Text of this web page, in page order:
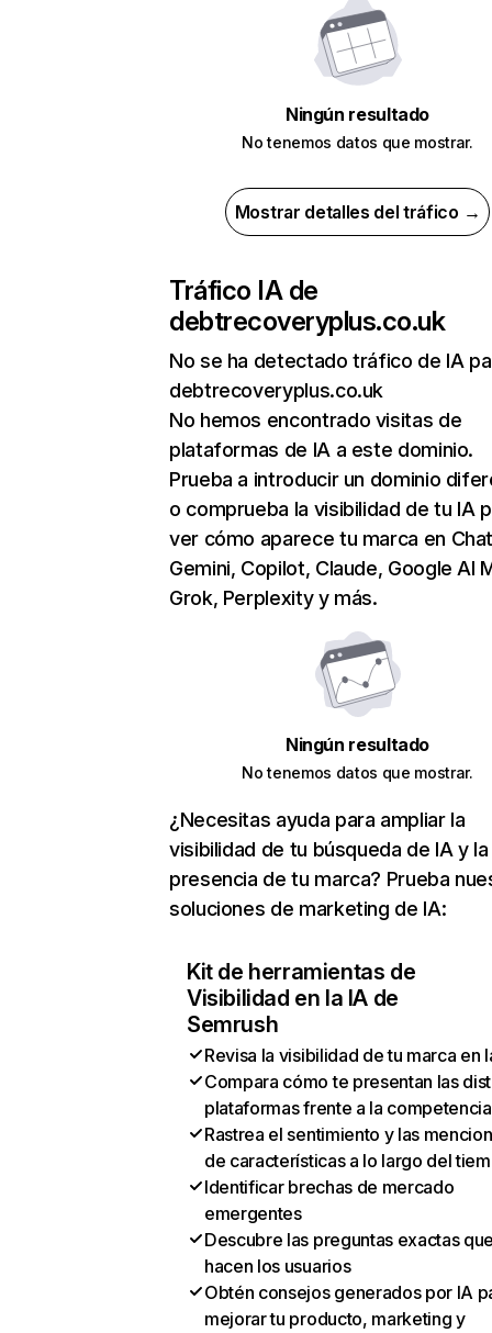
Ningún resultado
No tenemos datos que mostrar.
Mostrar detalles del tráfico →
Tráfico IA de
debtrecoveryplus.co.uk
No se ha detectado tráfico de IA
debtrecoveryplus.co.uk
No hemos encontrado visitas de
plataformas de IA a este dominio.
Prueba a introducir un dominio
o comprueba la visibilidad de tu IA
ver cómo aparece tu marca en
Gemini, Copilot, Claude, Google AI
Grok, Perplexity y más.
Ningún resultado
No tenemos datos que mostrar.
¿Necesitas ayuda para ampliar la
visibilidad de tu búsqueda de IA y la
presencia de tu marca? Prueba
soluciones de marketing de IA:
Kit de herramientas de
Visibilidad en la IA de
Semrush
Revisa la visibilidad de tu marca en
Compara cómo te presentan las
plataformas frente a la competencia
Rastrea el sentimiento y las
de características a lo largo del
Identificar brechas de mercado
emergentes
Descubre las preguntas exactas
hacen los usuarios
Obtén consejos generados por IA
mejorar tu producto, marketing y